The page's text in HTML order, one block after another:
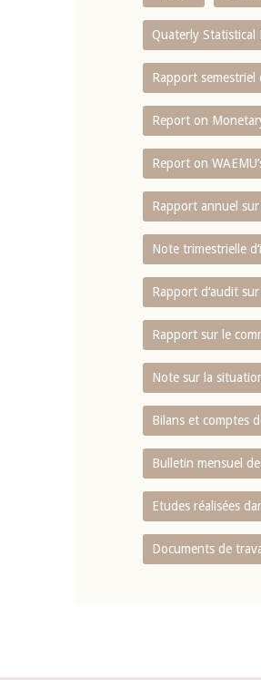
Quaterly Statistical
Rapport semestriel
Report on
Report on
Rapport annuel
Note trimestrielle
Rapport d‘audit
Rapport sur le
Note sur la
Bilans et comptes
Bulletin mensuel
Etudes réalisées
Documents de